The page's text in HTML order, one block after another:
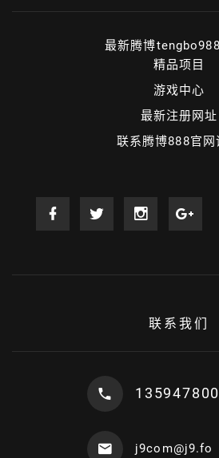
最新腾博
精品项目
游戏中心
最新注册网址
联系腾博888官网
联系我们
j9com@j9.fo